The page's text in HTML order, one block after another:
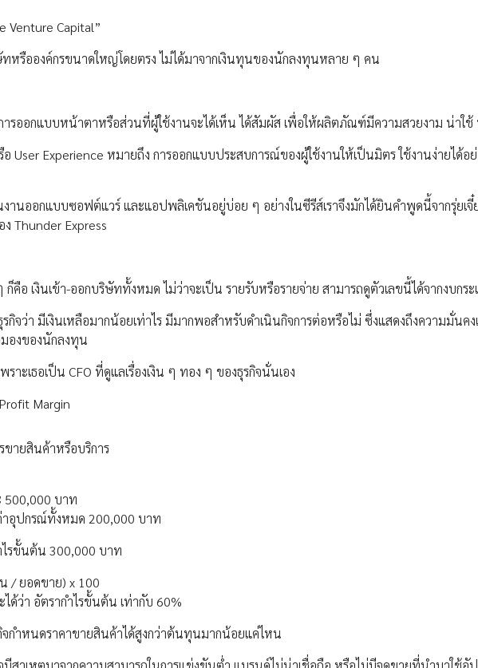
Venture Capital”
หรือองค์กรขนาดใหญ่โดยตรง ไม่ได้มาจากเงินทุนของนักลงทุนหลาย ๆ คน
ารออกแบบหน้าตาหรือส่วนที่ผู้ใช้งานจะได้เห็น ได้สัมผัส เพื่อให้ผลิตภัณฑ์มีความสวยงาม น่าใช้
User Experience หมายถึง การออกแบบประสบการณ์ของผู้ใช้งานให้เป็นมิตร ใช้งานง่ายได้อ
งานออกแบบซอฟต์แวร์ และแอปพลิเคชันอยู่บ่อย ๆ อย่างในซีรีส์เราจึงมักได้ยินคำพูดนี้จากรุ่ยเ
Thunder Express
คือ เงินเข้า-ออกบริษัททั้งหมด ไม่ว่าจะเป็น รายรับหรือรายจ่าย สามารถดูตัวเลขนี้ได้จากงบกระ
จว่า มีเงินเหลือมากน้อยเท่าไร มีมากพอสำหรับดำเนินกิจการต่อหรือไม่ ซึ่งแสดงถึงความมั่นคง
องของนักลงทุน
าะเธอเป็น CFO ที่ดูแลเรื่องเงิน ๆ ทอง ๆ ของธุรกิจนั่นเอง
Margin
ขายสินค้าหรือบริการ
500,000 บาท
อุปกรณ์ทั้งหมด 200,000 บาท
รขั้นต้น 300,000 บาท
/ ยอดขาย) x 100
ด้ว่า อัตรากำไรขั้นต้น เท่ากับ 60%
จกำหนดราคาขายสินค้าได้สูงกว่าต้นทุนมากน้อยแค่ไหน